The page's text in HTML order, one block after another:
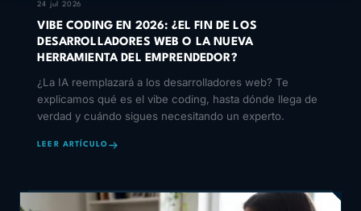
24 jul 2026
VIBE CODING EN 2026: ¿EL FIN DE LOS
DESARROLLADORES WEB O LA NUEVA
HERRAMIENTA DEL EMPRENDEDOR?
¿La IA reemplazará a los desarrolladores web? Te
explicamos qué es el vibe coding, hasta dónde llega de
verdad y cuándo sigues necesitando un experto.
LEER ARTÍCULO